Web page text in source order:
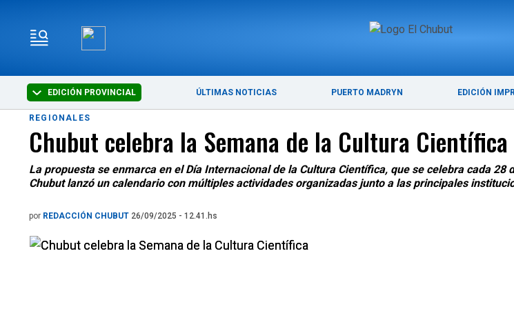
EDICIÓN PROVINCIAL ÚLTIMAS NOTICIAS PUERTO MADRYN EDICIÓN
ÚLTIMAS NOTICIAS
REGIONALES
Chubut celebra la Semana de la Cultura Científica
La propuesta se enmarca en el Día Internacional de la Cultura Científica, que se celebra cada
Chubut lanzó un calendario con múltiples actividades organizadas junto a las principales
por REDACCIÓN CHUBUT 26/09/2025 - 12.41.hs